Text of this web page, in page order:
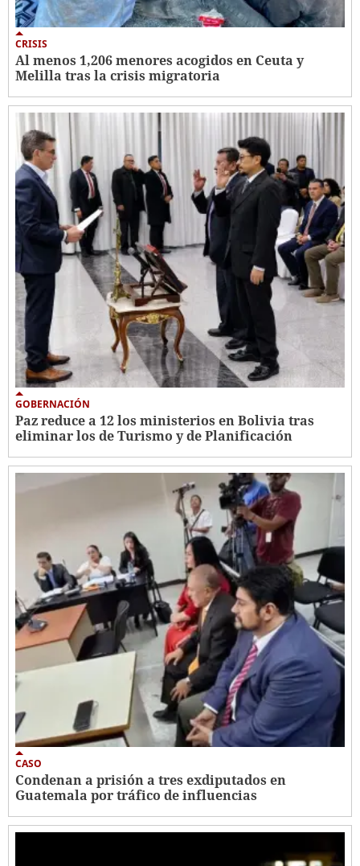
CRISIS
Al menos 1,206 menores acogidos en Ceuta y
Melilla tras la crisis migratoria
GOBERNACIÓN
Paz reduce a 12 los ministerios en Bolivia tras
eliminar los de Turismo y de Planificación
CASO
Condenan a prisión a tres exdiputados en
Guatemala por tráfico de influencias